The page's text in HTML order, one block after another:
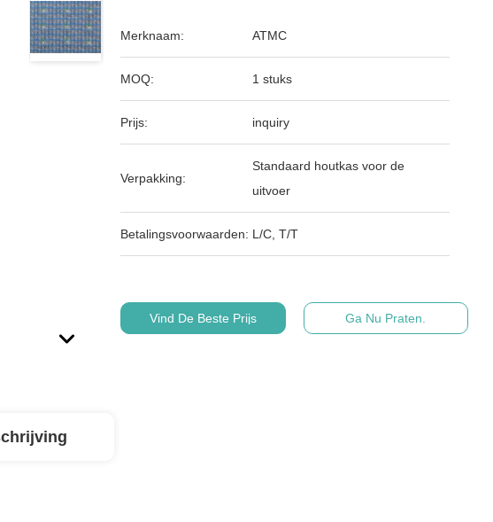
Merknaam: ATMC
MOQ: 1 stuks
Prijs: inquiry
Verpakking:
Standaard houtkas voor de
uitvoer
Betalingsvoorwaarden: L/C, T/T
Vind De Beste Prijs Ga Nu Praten.